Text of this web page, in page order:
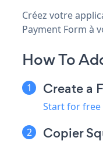
Créez votre
Payment Form à
How To
Create a
Start for free
Copier